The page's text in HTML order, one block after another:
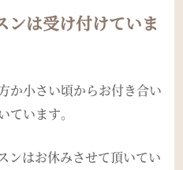
ンは受け付けていま
か小さい頃からお付き合い
います。
ンはお休みさせて頂いてい